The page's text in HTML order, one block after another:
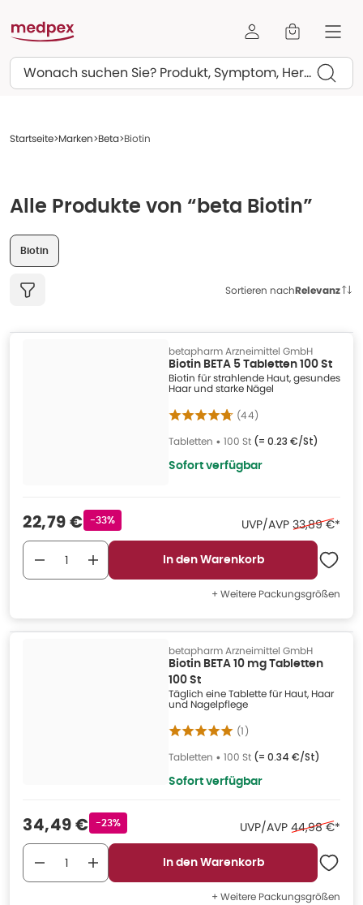
Suchen
Startseite Marken Beta Biotin
Alle Produkte von “beta Biotin”
Biotin
Sortieren nachRelevanz
betapharm Arzneimittel GmbH
Biotin BETA 5 Tabletten 100 St
Biotin für strahlende Haut, gesundes
Haar und starke Nägel
(44)
Tabletten • 100 St (= 0.23 €/St)
Sofort verfügbar
Verkaufspreis
22,79 € Rabattstempel
-33% UVP/AVP Ehemaliger
33,89 €*
In den Warenkorb
+ Weitere Packungsgrößen
betapharm Arzneimittel GmbH
Biotin BETA 10 mg Tabletten
100 St
Täglich eine Tablette für Haut, Haar
und Nagelpflege
(1)
Tabletten • 100 St (= 0.34 €/St)
Sofort verfügbar
Verkaufspreis
34,49 € Rabattstempel
-23% UVP/AVP Ehemaliger
44,98 €*
In den Warenkorb
+ Weitere Packungsgrößen